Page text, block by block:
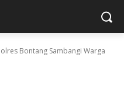
Bontang Sambangi Warga